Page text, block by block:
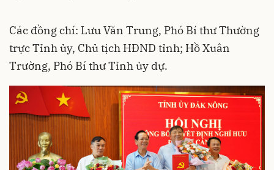
Các đồng chí: Lưu Văn Trung, Phó Bí thư Thường
trực Tỉnh ủy, Chủ tịch HĐND tỉnh; Hồ Xuân
Trường, Phó Bí thư Tỉnh ủy dự.